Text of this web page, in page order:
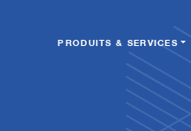
PRODUITS & SERVICES